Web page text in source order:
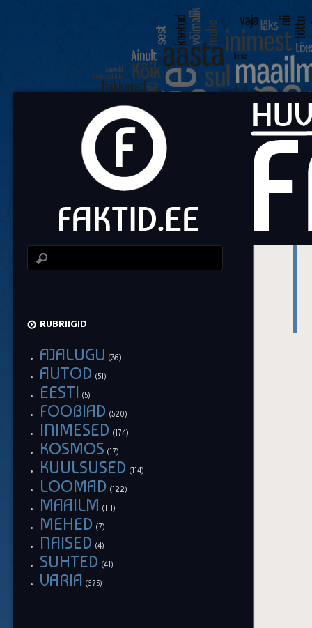
RUBRIIGID
AJALUGU (36)
AUTOD (51)
EESTI (5)
FOOBIAD (520)
INIMESED (174)
KOSMOS (17)
KUULSUSED (114)
LOOMAD (122)
MAAILM (111)
MEHED (7)
NAISED (4)
SUHTED (41)
VARIA (675)